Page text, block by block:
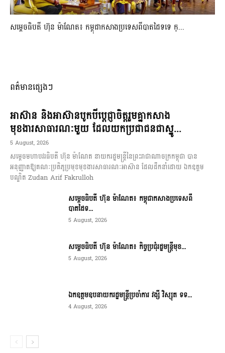
សម្ដេចធិបតី ហ៊ុន ម៉ាណែត៖ កម្ពុជាកសាងប្រទេសពីបាតដៃទទេ ក្...
ពត៌មានផ្សេងៗ
អាស៊ាន និងអាស៊ានបូកបីប្តេជ្ញាចិត្តរួមគ្នាកសាង
មុខងារសាធារណៈមួយ ដែលយកប្រជាជនជាស្នូ...
5 August, 2026
សម្តេចមហាបវរធិបតី ហ៊ុន ម៉ាណែត នាយករដ្ឋមន្ត្រីនៃព្រះរាជាណាចក្រកម្ពុជា បាន
អនុញ្ញាតឱ្យគណៈប្រតិភូប្រមុខមុខងារសាធារណៈអាស៊ាន ដែលដឹកនាំដោយ ឯកឧត្តម
បណ្ឌិត Zudan Arif Fakrulloh
សម្ដេចធិបតី ហ៊ុន ម៉ាណែត៖ កម្ពុជាកសាងប្រទេសពី
បាតដៃទ...
5 August, 2026
សម្ដេចធិបតី ហ៊ុន ម៉ាណែត៖ កិច្ចប្រជុំរដ្ឋមន្ត្រីមុខ...
5 August, 2026
ឯកឧត្តមឧបនាយករដ្ឋមន្ត្រីប្រចាំការ វង្សី វិស្សុត ទទ...
4 August, 2026